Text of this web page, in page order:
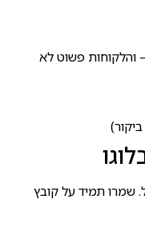
והלקוחות פשוט לא
שמרו תמיד על קובץ